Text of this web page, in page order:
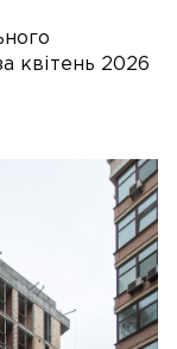
квітень 2026